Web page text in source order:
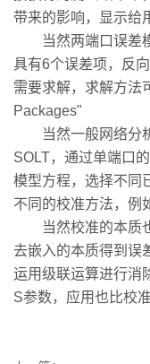
带来的影响，显示给
当然两端口误差模
具有6个误差项，反
需要求解，求解方法
Packages"
当然一般网络分析
SOLT，通过单端口
模型方程，选择不同
不同的校准方法，例
当然校准的本质也
去嵌入的本质得到误
运用级联运算进行消
S参数，应用也比校准